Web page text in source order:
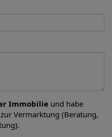
Immobilie und habe
Vermarktung (Beratung,